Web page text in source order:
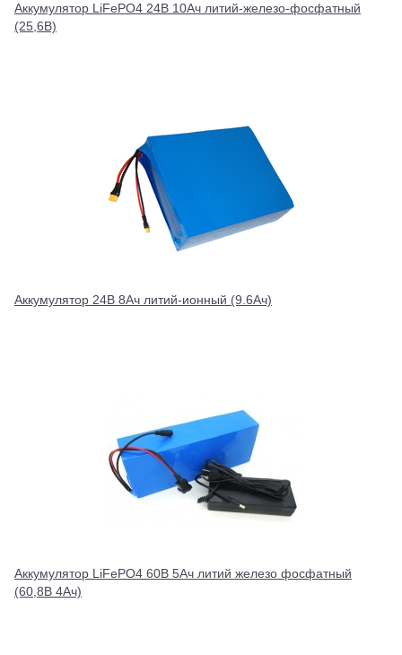
Аккумулятор LiFePO4 24В 10Ач литий-железо-фосфатный
(25,6В)
Аккумулятор 24В 8Ач литий-ионный (9.6Ач)
Аккумулятор LiFePO4 60В 5Ач литий железо фосфатный
(60,8В 4Ач)